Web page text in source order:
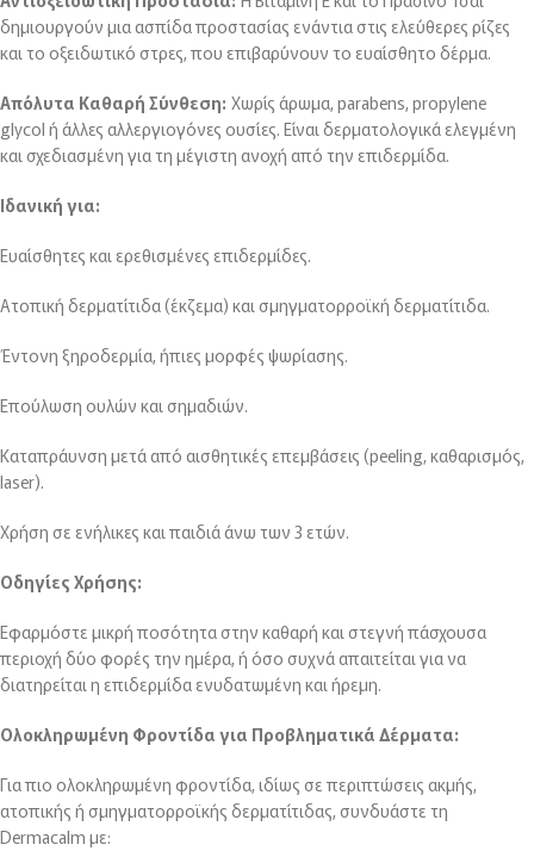
δημιουργούν μια ασπίδα προστασίας ενάντια στις ελεύθερες ρίζες
και το οξειδωτικό στρες, που επιβαρύνουν το ευαίσθητο δέρμα.
Απόλυτα Καθαρή Σύνθεση: Χωρίς άρωμα, parabens, propylene
glycol ή άλλες αλλεργιογόνες ουσίες. Είναι δερματολογικά ελεγμένη
και σχεδιασμένη για τη μέγιστη ανοχή από την επιδερμίδα.
Ιδανική για:
Ευαίσθητες και ερεθισμένες επιδερμίδες.
Ατοπική δερματίτιδα (έκζεμα) και σμηγματορροϊκή δερματίτιδα.
Έντονη ξηροδερμία, ήπιες μορφές ψωρίασης.
Επούλωση ουλών και σημαδιών.
Καταπράυνση μετά από αισθητικές επεμβάσεις (peeling, καθαρισμός,
laser).
Χρήση σε ενήλικες και παιδιά άνω των 3 ετών.
Οδηγίες Χρήσης:
Εφαρμόστε μικρή ποσότητα στην καθαρή και στεγνή πάσχουσα
περιοχή δύο φορές την ημέρα, ή όσο συχνά απαιτείται για να
διατηρείται η επιδερμίδα ενυδατωμένη και ήρεμη.
Ολοκληρωμένη Φροντίδα για Προβληματικά Δέρματα:
Για πιο ολοκληρωμένη φροντίδα, ιδίως σε περιπτώσεις ακμής,
ατοπικής ή σμηγματορροϊκής δερματίτιδας, συνδυάστε τη
Dermacalm με: